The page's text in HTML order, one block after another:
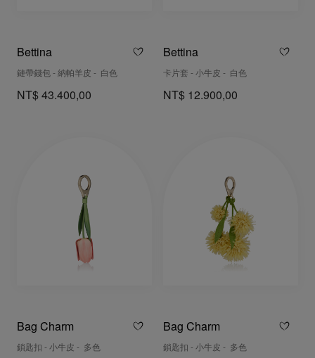
Bettina
鏈帶錢包 - 納帕羊皮 - 白色
NT$ 43.400,00
Bettina
卡片套 - 小牛皮 - 白色
NT$ 12.900,00
Bag Charm
鎖匙扣 - 小牛皮 - 多色
Bag Charm
鎖匙扣 - 小牛皮 - 多色